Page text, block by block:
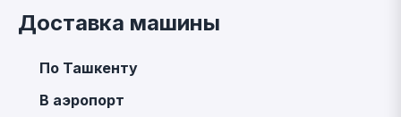
Доставка машины
По Ташкенту
В аэропорт